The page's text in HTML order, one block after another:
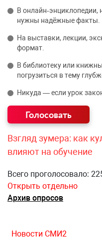
В
нужны надёжные факты.
На выставки, лекции,
формат.
В библиотеку или
погрузиться в тему
Никуда — если урок
Взгляд зумера: как
влияют на обучение
Всего проголосовало:
Открыть отдельно
Архив опросов
Новости СМИ2